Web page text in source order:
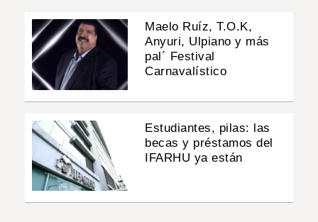
Maelo Ruíz, T.O.K,
Anyuri, Ulpiano y más
pal´ Festival
Carnavalístico
Estudiantes, pilas: las
becas y préstamos del
IFARHU ya están